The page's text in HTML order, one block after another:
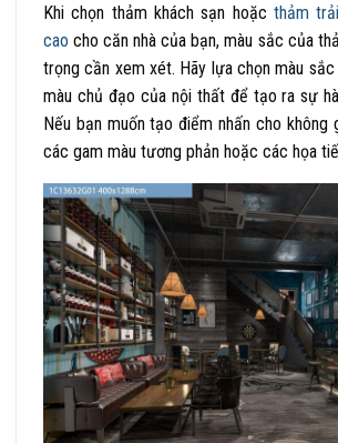
Khi chọn thảm khách sạn hoặc thảm
cao cho căn nhà của bạn, màu sắc của
trọng cần xem xét. Hãy lựa chọn màu
màu chủ đạo của nội thất để tạo ra sự
Nếu bạn muốn tạo điểm nhấn cho không
các gam màu tương phản hoặc các họa